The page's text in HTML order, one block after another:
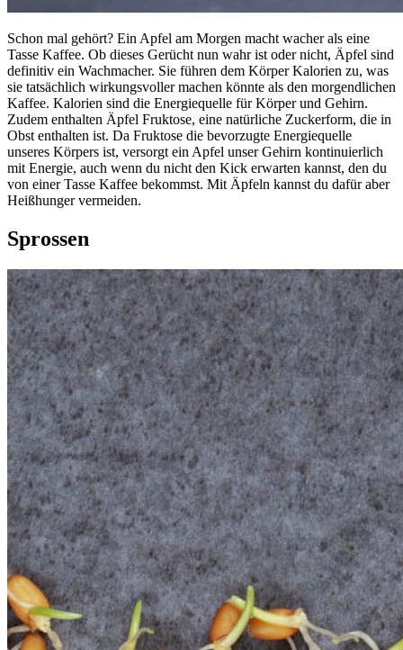
Schon mal gehört? Ein Apfel am Morgen macht wacher als eine
Tasse Kaffee. Ob dieses Gerücht nun wahr ist oder nicht, Äpfel sind
definitiv ein Wachmacher. Sie führen dem Körper Kalorien zu, was
sie tatsächlich wirkungsvoller machen könnte als den morgendlichen
Kaffee. Kalorien sind die Energiequelle für Körper und Gehirn.
Zudem enthalten Äpfel Fruktose, eine natürliche Zuckerform, die in
Obst enthalten ist. Da Fruktose die bevorzugte Energiequelle
unseres Körpers ist, versorgt ein Apfel unser Gehirn kontinuierlich
mit Energie, auch wenn du nicht den Kick erwarten kannst, den du
von einer Tasse Kaffee bekommst. Mit Äpfeln kannst du dafür aber
Heißhunger vermeiden.
Sprossen